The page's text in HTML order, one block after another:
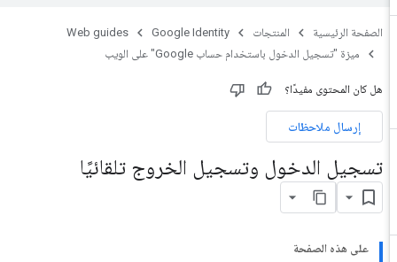
الصفحة الرئيسية المنتجات Google Identity
Web guides
ميزة "تسجيل الدخول باستخدام حساب Google" على الويب
هل كان المحتوى مفيدًا؟
إرسال ملاحظات
تسجيل الدخول وتسجيل الخروج تلقائيًا
على هذه الصفحة